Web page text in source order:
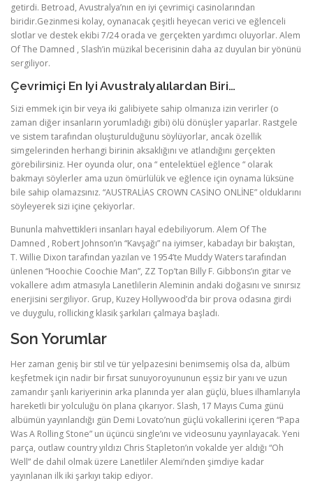
getirdi. Betroad, Avustralya’nın en iyi çevrimiçi casinolarından
biridir.Gezinmesi kolay, oynanacak çeşitli heyecan verici ve eğlenceli
slotlar ve destek ekibi 7/24 orada ve gerçekten yardımcı oluyorlar. Alem
Of The Damned , Slash’in müzikal becerisinin daha az duyulan bir yönünü
sergiliyor.
Çevrimiçi En Iyi Avustralyalılardan Biri…
Sizi emmek için bir veya iki galibiyete sahip olmanıza izin verirler (o
zaman diğer insanların yorumladığı gibi) ölü dönüşler yaparlar. Rastgele
ve sistem tarafından oluşturulduğunu söylüyorlar, ancak özellik
simgelerinden herhangi birinin aksaklığını ve atlandığını gerçekten
görebilirsiniz. Her oyunda olur, ona “ entelektüel eğlence “ olarak
bakmayı söylerler ama uzun ömürlülük ve eğlence için oynama lüksüne
bile sahip olamazsınız. “AUSTRALİAS CROWN CASİNO ONLİNE” olduklarını
söyleyerek sizi içine çekiyorlar.
Bununla mahvettikleri insanları hayal edebiliyorum. Alem Of The
Damned , Robert Johnson’ın “Kavşağı” na iyimser, kabadayı bir bakıştan,
T. Willie Dixon tarafından yazılan ve 1954’te Muddy Waters tarafından
ünlenen “Hoochie Coochie Man”, ZZ Top’tan Billy F. Gibbons’ın gitar ve
vokallere adım atmasıyla Lanetlilerin Aleminin andaki doğasını ve sınırsız
enerjisini sergiliyor. Grup, Kuzey Hollywood’da bir prova odasına girdi
ve duygulu, rollicking klasik şarkıları çalmaya başladı.
Son Yorumlar
Her zaman geniş bir stil ve tür yelpazesini benimsemiş olsa da, albüm
keşfetmek için nadir bir fırsat sunuyoroyununun eşsiz bir yanı ve uzun
zamandır şanlı kariyerinin arka planında yer alan güçlü, blues ilhamlarıyla
hareketli bir yolculuğu ön plana çıkarıyor. Slash, 17 Mayıs Cuma günü
albümün yayınlandığı gün Demi Lovato’nun güçlü vokallerini içeren “Papa
Was A Rolling Stone” un üçüncü single’ını ve videosunu yayınlayacak. Yeni
parça, outlaw country yıldızı Chris Stapleton’ın vokalde yer aldığı “Oh
Well” de dahil olmak üzere Lanetliler Alemi’nden şimdiye kadar
yayınlanan ilk iki şarkıyı takip ediyor.